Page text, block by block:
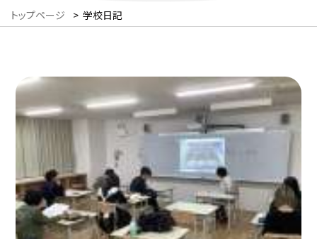
トップページ > 学校日記